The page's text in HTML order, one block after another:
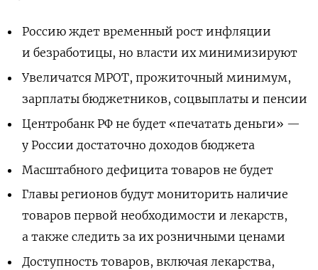
Россию ждет временный рост инфляции
и безработицы, но власти их минимизируют
Увеличатся МРОТ, прожиточный минимум,
зарплаты бюджетников, соцвыплаты и пенсии
Центробанк РФ не будет «печатать деньги» —
у России достаточно доходов бюджета
Масштабного дефицита товаров не будет
Главы регионов будут мониторить наличие
товаров первой необходимости и лекарств,
а также следить за их розничными ценами
Доступность товаров, включая лекарства,